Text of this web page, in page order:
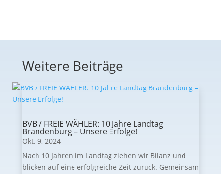
Weitere Beiträge
BVB / FREIE WÄHLER: 10 Jahre Landtag
Brandenburg – Unsere Erfolge!
Okt. 9, 2024
Nach 10 Jahren im Landtag ziehen wir Bilanz und
blicken auf eine erfolgreiche Zeit zurück. Gemeinsam